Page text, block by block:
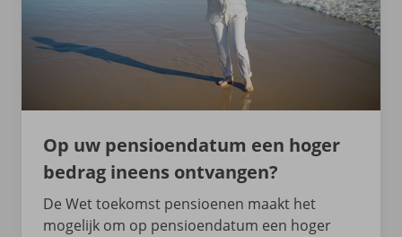
Op uw pensioendatum een hoger
bedrag ineens ontvangen?
De Wet toekomst pensioenen maakt het
mogelijk om op pensioendatum een hoger